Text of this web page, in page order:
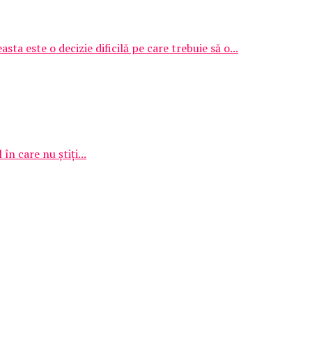
este o decizie dificilă pe care trebuie să o...
în care nu știți...